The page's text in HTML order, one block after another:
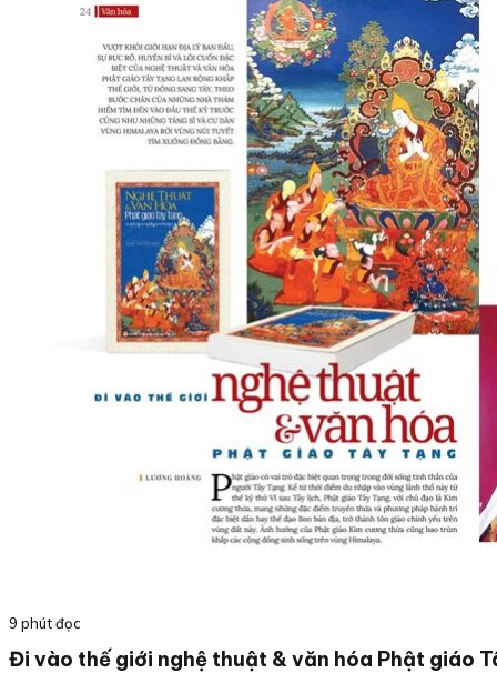
9 phút đọc
Đi vào thế giới nghệ thuật & văn hóa Phật giáo